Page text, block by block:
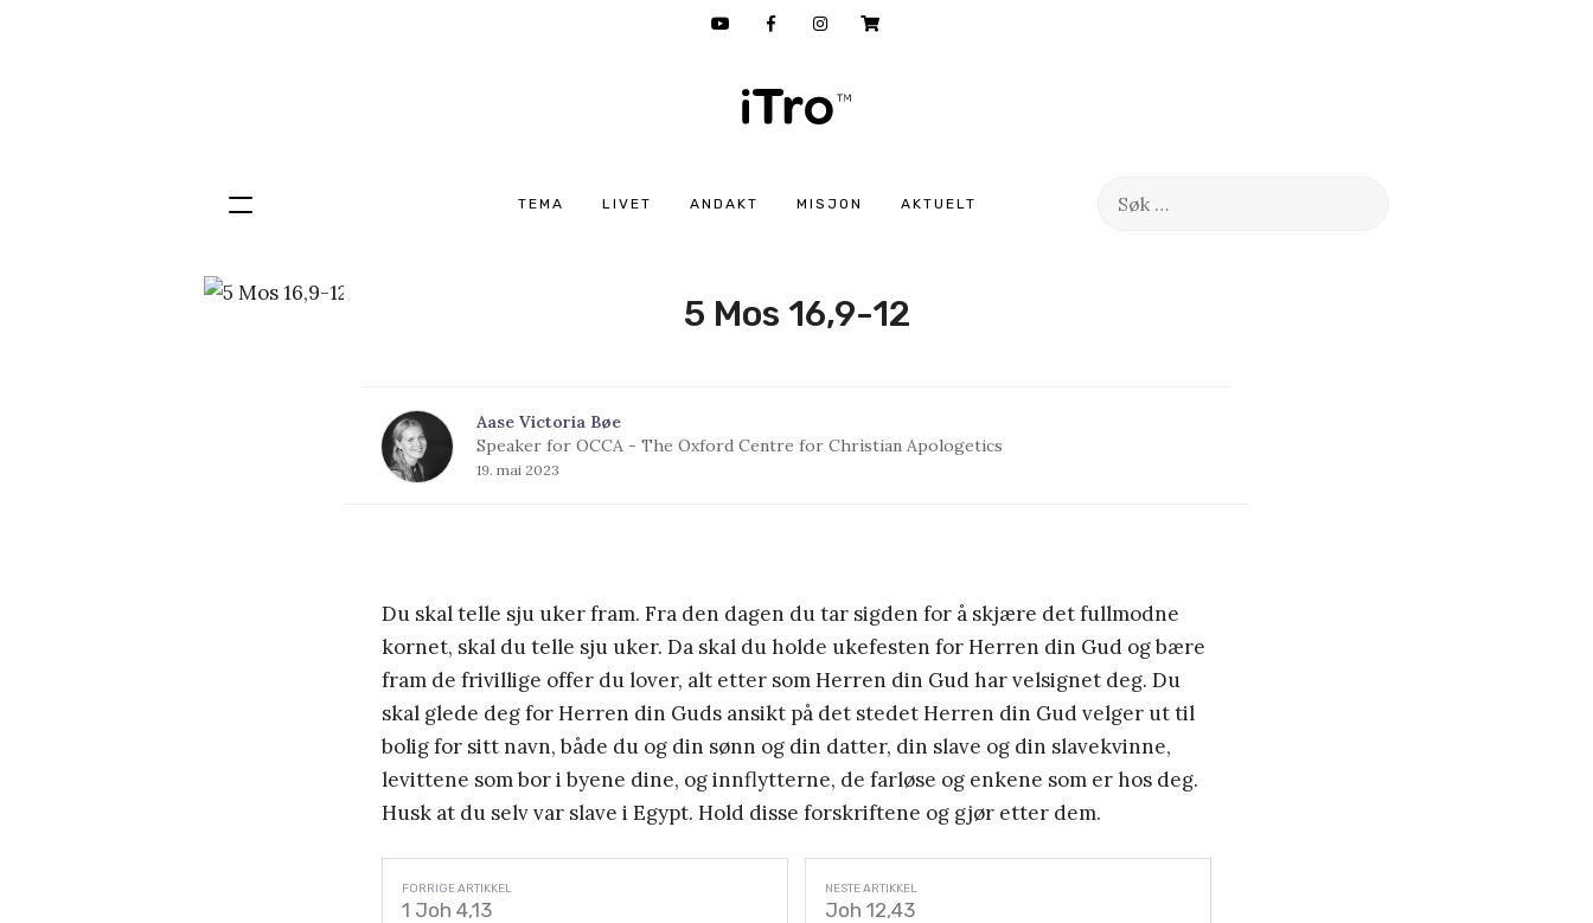
TEMA LIVET ANDAKT MISJON AKTUELT
Søk
Hopp
innhold
5 Mos 16,9-12
Aase Victoria Bøe
Speaker for OCCA - The Oxford Centre for Christian Apologetics
19. mai 2023
Du skal telle sju uker fram. Fra den dagen du tar sigden for å skjære det fullmodne
kornet, skal du telle sju uker. Da skal du holde ukefesten for Herren din Gud og bære
fram de frivillige offer du lover, alt etter som Herren din Gud har velsignet deg. Du
skal glede deg for Herren din Guds ansikt på det stedet Herren din Gud velger ut til
bolig for sitt navn, både du og din sønn og din datter, din slave og din slavekvinne,
levittene som bor i byene dine, og innflytterne, de farløse og enkene som er hos deg.
Husk at du selv var slave i Egypt. Hold disse forskriftene og gjør etter dem.
1 Joh 4,13 Joh 12,43